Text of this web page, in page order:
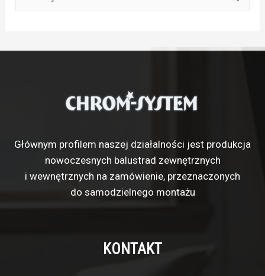
Głównym profilem naszej działalności jest produkcja
nowoczesnych balustrad zewnętrznych
i wewnętrznych na zamówienie, przeznaczonych
do samodzielnego montażu
KONTAKT